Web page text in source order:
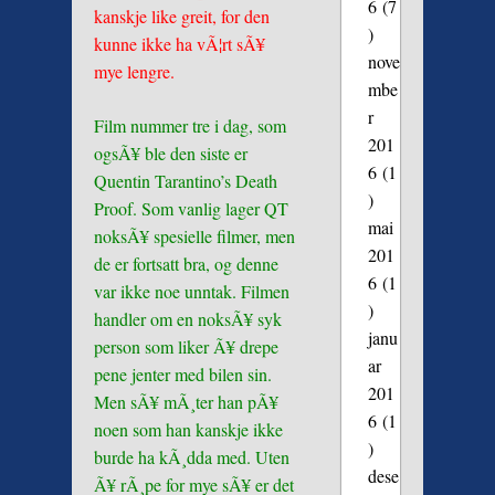
kanskje like greit, for den
kunne ikke ha vÃ¦rt sÃ¥
mye lengre.
Film nummer tre i dag, som
ogsÃ¥ ble den siste er
Quentin Tarantino’s Death
Proof. Som vanlig lager QT
noksÃ¥ spesielle filmer, men
de er fortsatt bra, og denne
var ikke noe unntak. Filmen
handler om en noksÃ¥ syk
person som liker Ã¥ drepe
pene jenter med bilen sin.
Men sÃ¥ mÃ¸ter han pÃ¥
noen som han kanskje ikke
burde ha kÃ¸dda med. Uten
Ã¥ rÃ¸pe for mye sÃ¥ er det
6(7
)
nove
mbe
r
201
6(1
)
mai
201
6(1
)
janu
ar
201
6(1
)
dese